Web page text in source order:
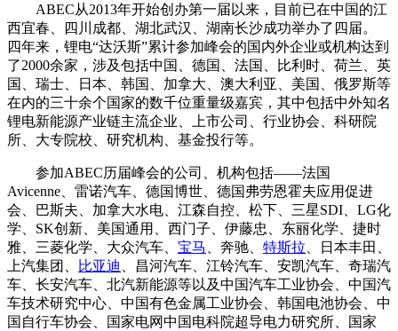
ABEC从2013年开始创办第一届以来，目前已在中国的江
西宜春、四川成都、湖北武汉、湖南长沙成功举办了四届。
四年来，锂电“达沃斯”累计参加峰会的国内外企业或机构达到
了2000余家，涉及包括中国、德国、法国、比利时、荷兰、英
国、瑞士、日本、韩国、加拿大、澳大利亚、美国、俄罗斯等
在内的三十余个国家的数千位重量级嘉宾，其中包括中外知名
锂电新能源产业链主流企业、上市公司、行业协会、科研院
所、大专院校、研究机构、基金投行等。
参加ABEC历届峰会的公司、机构包括——法国
Avicenne、雷诺汽车、德国博世、德国弗劳恩霍夫应用促进
会、巴斯夫、加拿大水电、江森自控、松下、三星SDI、LG化
学、SK创新、美国通用、西门子、伊藤忠、东丽化学、捷时
雅、三菱化学、大众汽车、 宝马 、奔驰、 特斯拉 、日本丰田、
上汽集团、
比亚迪
、昌河汽车、江铃汽车、安凯汽车、奇瑞汽
车、长安汽车、北汽新能源等以及中国汽车工业协会、中国汽
车技术研究中心、中国有色金属工业协会、韩国电池协会、中
国自行车协会、国家电网中国电科院超导电力研究所、国家